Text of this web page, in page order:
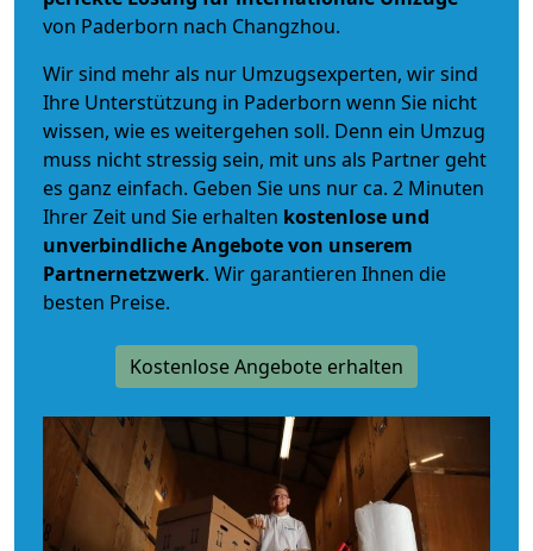
von Paderborn nach Changzhou.
Wir sind mehr als nur Umzugsexperten, wir sind
Ihre Unterstützung in Paderborn wenn Sie nicht
wissen, wie es weitergehen soll. Denn ein Umzug
muss nicht stressig sein, mit uns als Partner geht
es ganz einfach. Geben Sie uns nur ca. 2 Minuten
Ihrer Zeit und Sie erhalten kostenlose und
unverbindlicheAngebote von unserem
Partnernetzwerk. Wir garantieren Ihnen die
besten Preise.
Kostenlose Angebote erhalten